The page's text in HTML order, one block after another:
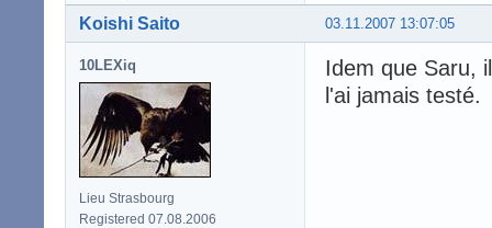
03.11.2007 13:07:05
Koishi Saito
10LEXiq
Lieu Strasbourg
Registered 07.08.2006
Idem que Saru,
l'ai jamais testé.